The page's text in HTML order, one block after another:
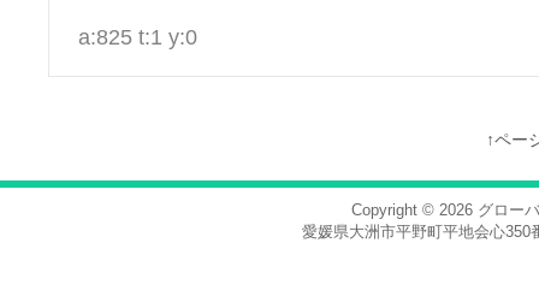
a:825 t:1 y:0
↑ペー
Copyright © 2026 グロー
愛媛県大洲市平野町平地会心